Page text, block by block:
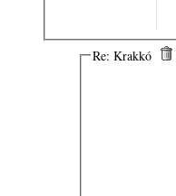
Re: Krakkó